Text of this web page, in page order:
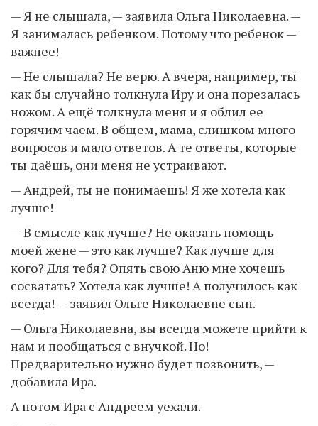
— Я не слышала, — заявила Ольга Николаевна. —
Я занималась ребенком. Потому что ребенок —
важнее!
— Не слышала? Не верю. А вчера, например, ты
как бы случайно толкнула Иру и она порезалась
ножом. А ещё толкнула меня и я облил ее
горячим чаем. В общем, мама, слишком много
вопросов и мало ответов. А те ответы, которые
ты даёшь, они меня не устраивают.
— Андрей, ты не понимаешь! Я же хотела как
лучше!
— В смысле как лучше? Не оказать помощь
моей жене — это как лучше? Как лучше для
кого? Для тебя? Опять свою Аню мне хочешь
сосватать? Хотела как лучше! А получилось как
всегда! — заявил Ольге Николаевне сын.
— Ольга Николаевна, вы всегда можете прийти к
нам и пообщаться с внучкой. Но!
Предварительно нужно будет позвонить, —
добавила Ира.
А потом Ира с Андреем уехали.